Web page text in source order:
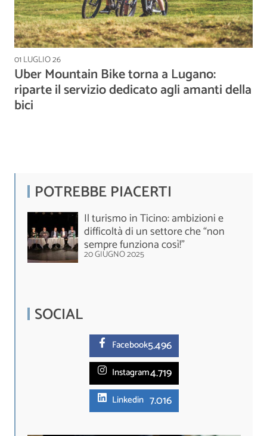
01 LUGLIO 26
Uber Mountain Bike torna a Lugano:
riparte il servizio dedicato agli amanti della
bici
POTREBBE PIACERTI
Il turismo in Ticino: ambizioni e
difficoltà di un settore che “non
sempre funziona così!”
20 GIUGNO 2025
SOCIAL
Facebook5.496
Instagram4.719
Linkedin 7.016